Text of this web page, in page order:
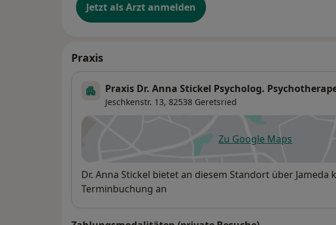
Jetzt als Arzt anmelden
Praxis
Praxis Dr. Anna Stickel Psycholog.
Jeschkenstr. 13, 82538 Geretsried
Zu Google Maps
öffnet in einer
Verfügbarkeit
Dr. Anna Stickel bietet an diesem Standort über Jameda
Terminbuchung an